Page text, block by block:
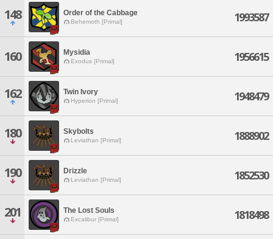
148 Order of the Cabbage
Behemoth [Primal] 1993587
160 Mysidia
Exodus [Primal] 1956615
162 Twin Ivory
Hyperion [Primal] 1948479
180 Skybolts
Leviathan [Primal] 1888902
190 Drizzle
Leviathan [Primal] 1852530
201 The Lost Souls
Excalibur [Primal] 1818498